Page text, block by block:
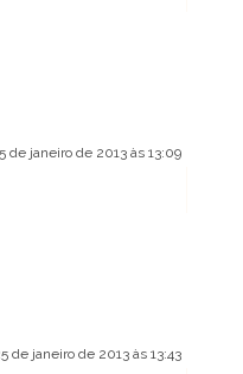
de janeiro de 2013 às 13:09
de janeiro de 2013 às 13:43